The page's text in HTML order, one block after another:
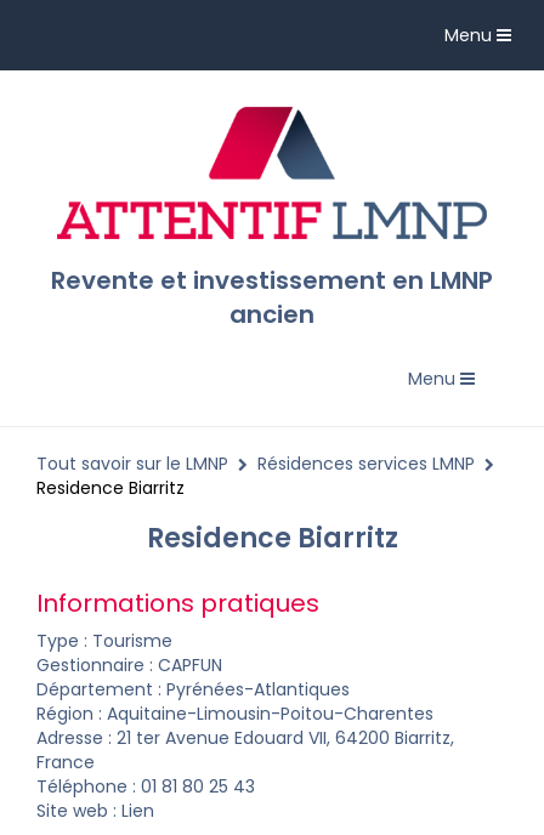
Toggle
Menu
Revente et investissement en LMNP
ancien
Toggle
Menu
Tout savoir sur le LMNP
Résidences services LMNP
Residence Biarritz
Residence Biarritz
Informations pratiques
Type : Tourisme
Gestionnaire : CAPFUN
Département : Pyrénées-Atlantiques
Région : Aquitaine-Limousin-Poitou-Charentes
Adresse : 21 ter Avenue Edouard VII, 64200 Biarritz,
France
Téléphone : 01 81 80 25 43
Site web : Lien